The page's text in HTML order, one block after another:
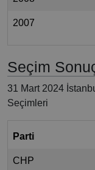
2007
Seçim
31 Mart 2024
Seçimleri
Parti
CHP